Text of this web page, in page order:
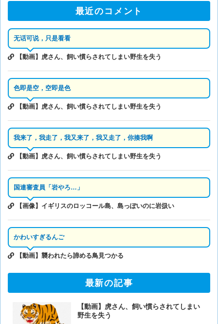
最近のコメント
无话可说，只是看看
【動画】虎さん、飼い慣らされてしまい野生を失う
色即是空，空即是色
【動画】虎さん、飼い慣らされてしまい野生を失う
我来了，我走了，我又来了，我又走了，你揍我啊
【動画】虎さん、飼い慣らされてしまい野生を失う
国連審査員「岩やろ…」
【画像】イギリスのロッコール島、島っぽいのに岩扱い
かわいすぎるんご
【動画】襲われたら諦める鳥見つかる
最新の記事
【動画】虎さん、飼い慣らされてしまい
野生を失う